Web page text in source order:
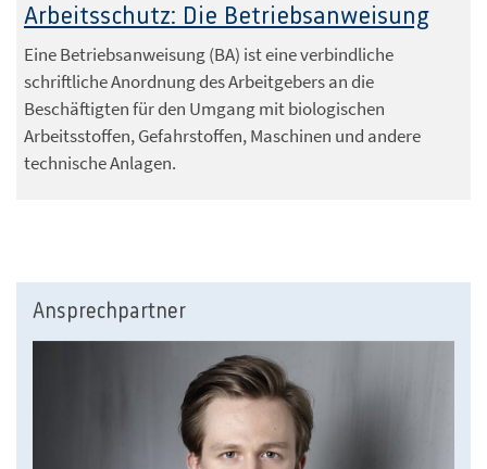
Arbeitsschutz: Die Betriebsanweisung
Eine Betriebsanweisung (BA) ist eine verbindliche
schriftliche Anordnung des Arbeitgebers an die
Beschäftigten für den Umgang mit biologischen
Arbeitsstoffen, Gefahrstoffen, Maschinen und andere
technische Anlagen.
Ansprechpartner